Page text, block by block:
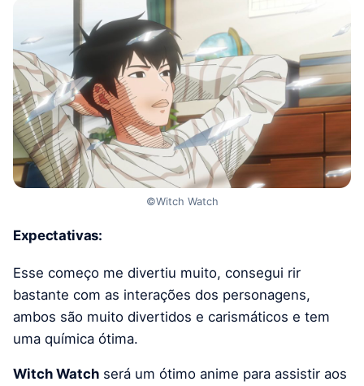
©Witch Watch
Expectativas:
Esse começo me divertiu muito, consegui rir
bastante com as interações dos personagens,
ambos são muito divertidos e carismáticos e tem
uma química ótima.
Witch Watch será um ótimo anime para assistir aos